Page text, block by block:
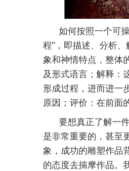
如何按照一个可
程”，即描述、分析
象和神情特点，整体
及形式语言；解释：
形成过程，进而进一
原因；评价：在前面
要想真正了解一
是非常重要的，甚至
象，成功的雕塑作品
的态度去揣摩作品。